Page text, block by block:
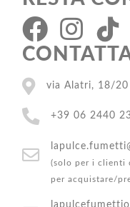
via Alatri, 18/20
+39 06 2440
(solo per i clienti
per acquistare/